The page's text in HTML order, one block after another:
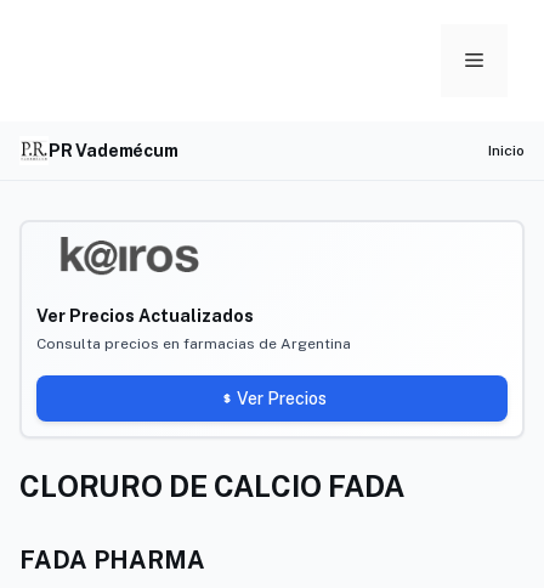
Menu
PR Vademécum Inicio
Ver Precios Actualizados
Consulta precios en farmacias de Argentina
Ver Precios
CLORURO DE CALCIO FADA
FADA PHARMA